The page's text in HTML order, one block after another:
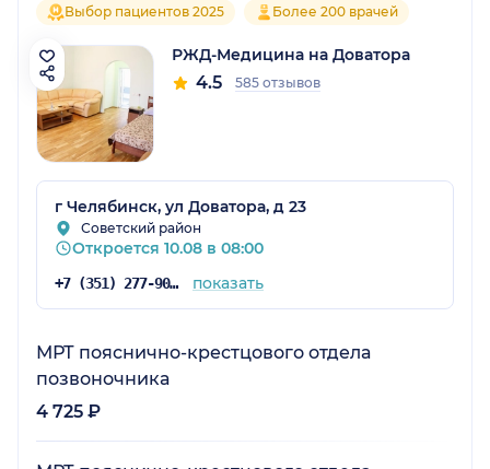
Выбор пациентов 2025 Более 200 врачей
РЖД-Медицина на Доватора
4.5 585 отзывов
г Челябинск, ул Доватора, д 23
Советский район
Откроется 10.08 в 08:00
+7 (351) 277-90-54 показать
МРТ пояснично-крестцового отдела
позвоночника
4 725 ₽